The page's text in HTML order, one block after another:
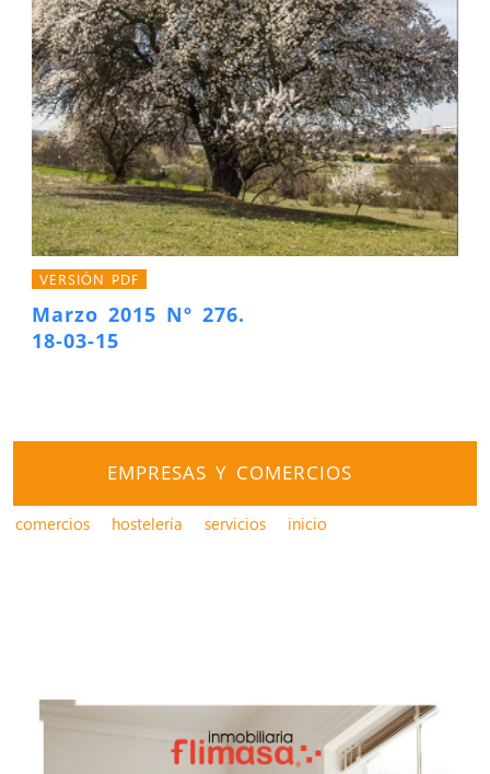
VERSIÓN PDF
Marzo 2015 Nº 276.
18-03-15
EMPRESAS Y COMERCIOS
comercios hostelería servicios inicio